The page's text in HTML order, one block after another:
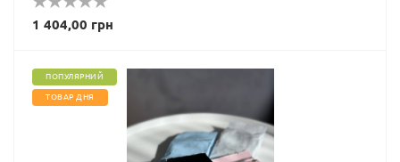
1 404,00 грн
ПОПУЛЯРНИЙ
ТОВАР ДНЯ